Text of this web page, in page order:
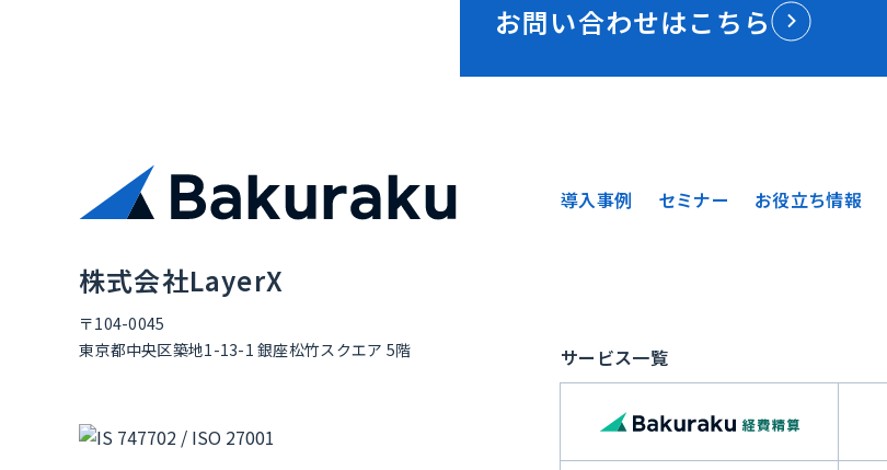
お問い合わせはこちら
株式会社LayerX
〒104-0045
東京都中央区築地1-13-1 銀座松竹スクエア 5階
導入事例 セミナー お役立ち情報
サービス一覧